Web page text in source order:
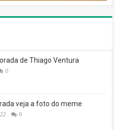
de Thiago Ventura
0
veja a foto do meme
0